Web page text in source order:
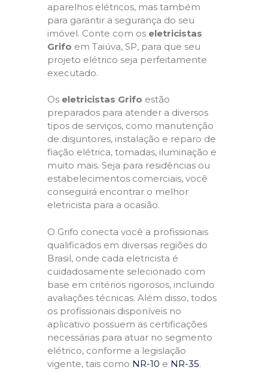
aparelhos elétricos, mas também
para garantir a segurança do seu
imóvel. Conte com os eletricistas
Grifo em Taiúva, SP, para que seu
projeto elétrico seja perfeitamente
executado.
Os eletricistas Grifo estão
preparados para atender a diversos
tipos de serviços, como manutenção
de disjuntores, instalação e reparo de
fiação elétrica, tomadas, iluminação e
muito mais. Seja para residências ou
estabelecimentos comerciais, você
conseguirá encontrar o melhor
eletricista para a ocasião.
O Grifo conecta você a profissionais
qualificados em diversas regiões do
Brasil, onde cada eletricista é
cuidadosamente selecionado com
base em critérios rigorosos, incluindo
avaliações técnicas. Além disso, todos
os profissionais disponíveis no
aplicativo possuem as certificações
necessárias para atuar no segmento
elétrico, conforme a legislação
vigente, tais como NR-10 e NR-35.